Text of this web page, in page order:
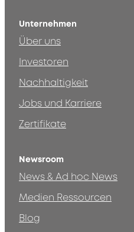
Unternehmen
Über uns
Investoren
Nachhaltigkeit
Jobs und Karriere
Zertifikate
Newsroom
News & Ad hoc News
Medien Ressourcen
Blog